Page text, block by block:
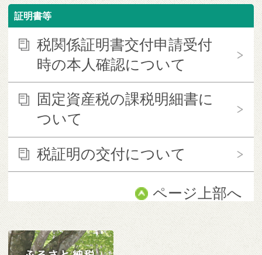
証明書等
税関係証明書交付申請受付
時の本人確認について
固定資産税の課税明細書に
ついて
税証明の交付について
ページ上部へ